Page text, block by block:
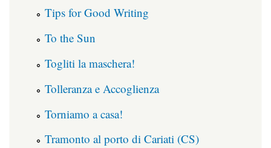
Tips for Good Writing
To the Sun
Togliti la maschera!
Tolleranza e Accoglienza
Torniamo a casa!
Tramonto al porto di Cariati (CS)